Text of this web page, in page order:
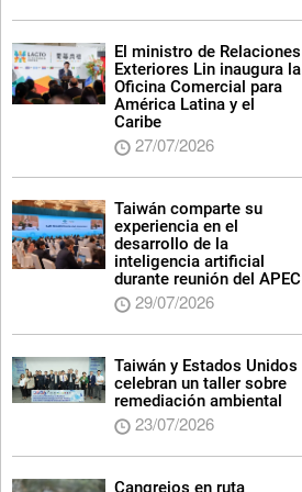
El ministro de Relaciones
Exteriores Lin inaugura la
Oficina Comercial para
América Latina y el
Caribe
27/07/2026
Taiwán comparte su
experiencia en el
desarrollo de la
inteligencia artificial
durante reunión del APEC
29/07/2026
Taiwán y Estados Unidos
celebran un taller sobre
remediación ambiental
23/07/2026
Cangrejos en ruta